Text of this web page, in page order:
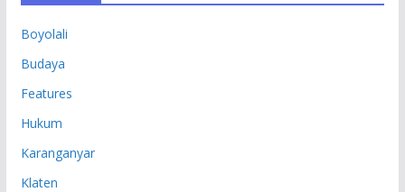
Boyolali
Budaya
Features
Hukum
Karanganyar
Klaten